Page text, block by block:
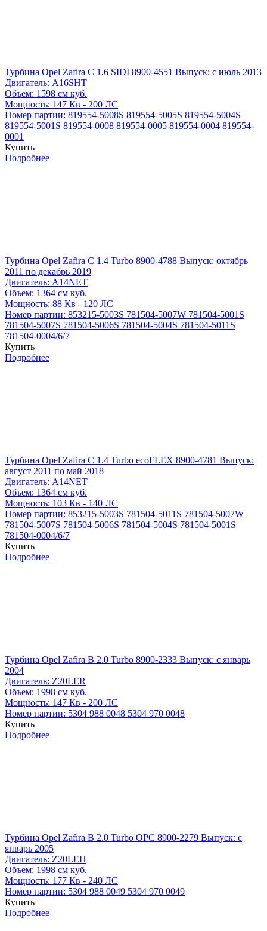
Турбина Opel Zafira C 1.6 SIDI 8900-4551 Выпуск: с июль 2013
Двигатель: A16SHT
Объем: 1598 см куб.
Мощность: 147 Кв - 200 ЛС
Номер партии: 819554-5008S 819554-5005S 819554-5004S
819554-5001S 819554-0008 819554-0005 819554-0004 819554-
0001
Купить
Подробнее
Турбина Opel Zafira C 1.4 Turbo 8900-4788 Выпуск: октябрь
2011 по декабрь 2019
Двигатель: A14NET
Объем: 1364 см куб.
Мощность: 88 Кв - 120 ЛС
Номер партии: 853215-5003S 781504-5007W 781504-5001S
781504-5007S 781504-5006S 781504-5004S 781504-5011S
781504-0004/6/7
Купить
Подробнее
Турбина Opel Zafira C 1.4 Turbo ecoFLEX 8900-4781 Выпуск:
август 2011 по май 2018
Двигатель: A14NET
Объем: 1364 см куб.
Мощность: 103 Кв - 140 ЛС
Номер партии: 853215-5003S 781504-5011S 781504-5007W
781504-5007S 781504-5006S 781504-5004S 781504-5001S
781504-0004/6/7
Купить
Подробнее
Турбина Opel Zafira B 2.0 Turbo 8900-2333 Выпуск: с январь
2004
Двигатель: Z20LER
Объем: 1998 см куб.
Мощность: 147 Кв - 200 ЛС
Номер партии: 5304 988 0048 5304 970 0048
Купить
Подробнее
Турбина Opel Zafira B 2.0 Turbo OPC 8900-2279 Выпуск: с
январь 2005
Двигатель: Z20LEH
Объем: 1998 см куб.
Мощность: 177 Кв - 240 ЛС
Номер партии: 5304 988 0049 5304 970 0049
Купить
Подробнее